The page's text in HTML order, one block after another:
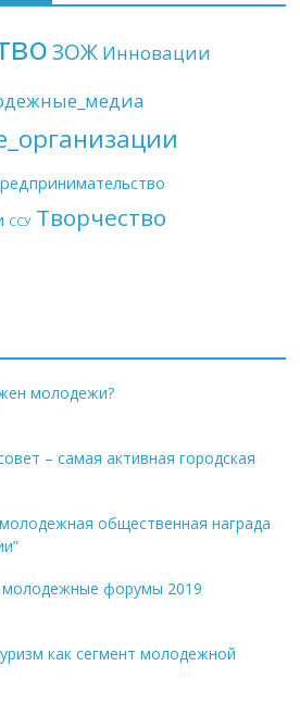
ЗОЖ Инновации
ССУ Творчество
молодежи?
– самая активная городская
общественная награда
молодежные форумы 2019
как сегмент молодежной